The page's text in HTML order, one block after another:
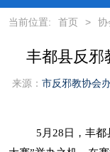
当前位置: 首页 > 协
丰都县反邪
来源： 市反邪教协会
5月28日，丰